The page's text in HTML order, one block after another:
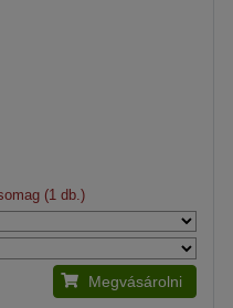
(1 db.)
Megvásárolni